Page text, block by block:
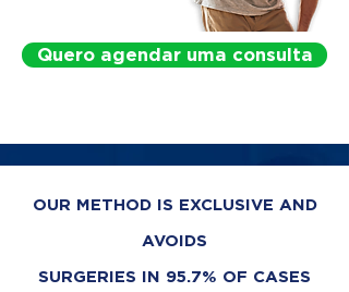
Quero agendar uma consulta
OUR METHOD IS EXCLUSIVE AND
AVOIDS
SURGERIES IN 95.7% OF CASES